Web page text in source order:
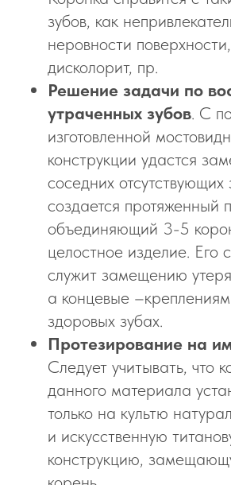
зубов, как
неровности
дисколорит, пр.
Решение задачи по
утраченных зубов. С
изготовленной
конструкции удастся
соседних отсутствующих
создается протяженный
объединяющий 3-5
целостное изделие. Его
служит замещению
а концевые
здоровых зубах.
Протезирование на
Следует учитывать, что
данного материала
только на культю
и искусственную
конструкцию,